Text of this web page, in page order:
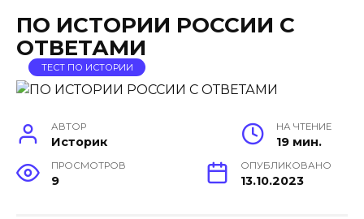
ПО ИСТОРИИ РОССИИ С
ОТВЕТАМИ
ТЕСТ ПО ИСТОРИИ
АВТОР
Историк
НА ЧТЕНИЕ
19 мин.
ПРОСМОТРОВ
9
ОПУБЛИКОВАНО
13.10.2023